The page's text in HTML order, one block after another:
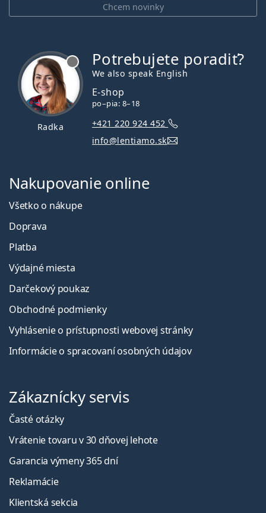
Chcem novinky
Radka
Potrebujete poradiť?
We also speak English
E-shop
po–pia: 8–18
+421 220 924 452
info@lentiamo.sk
Nakupovanie online
Všetko o nákupe
Doprava
Platba
Výdajné miesta
Darčekový poukaz
Obchodné podmienky
Vyhlásenie o prístupnosti webovej stránky
Informácie o spracovaní osobných údajov
Zákaznícky servis
Časté otázky
Vrátenie tovaru v 30 dňovej lehote
Garancia výmeny 365 dní
Reklamácie
Klientská sekcia